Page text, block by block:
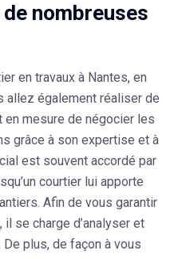
nombreuses
en travaux à Nantes, en
allez également réaliser de
mesure de négocier les
grâce à son expertise et à
est souvent accordé par
courtier lui apporte
Afin de vous garantir
se charge d’analyser et
plus, de façon à vous